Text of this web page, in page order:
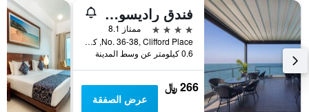
فندق راديسون، كولومبو
4 نجوم
ممتاز 8.1
No. 36-38, Clifford Place, كولومبو, سريلانكا
0.6 كيلومتر عن وسط المدينة
266 ﷼
عرض الصفقة